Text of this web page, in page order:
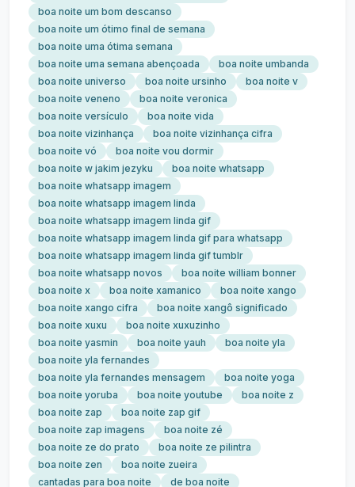
boa noite um bom descanso
boa noite um ótimo final de semana
boa noite uma ótima semana
boa noite uma semana abençoada
boa noite umbanda
boa noite universo
boa noite ursinho
boa noite v
boa noite veneno
boa noite veronica
boa noite versículo
boa noite vida
boa noite vizinhança
boa noite vizinhança cifra
boa noite vó
boa noite vou dormir
boa noite w jakim jezyku
boa noite whatsapp
boa noite whatsapp imagem
boa noite whatsapp imagem linda
boa noite whatsapp imagem linda gif
boa noite whatsapp imagem linda gif para whatsapp
boa noite whatsapp imagem linda gif tumblr
boa noite whatsapp novos
boa noite william bonner
boa noite x
boa noite xamanico
boa noite xango
boa noite xango cifra
boa noite xangô significado
boa noite xuxu
boa noite xuxuzinho
boa noite yasmin
boa noite yauh
boa noite yla
boa noite yla fernandes
boa noite yla fernandes mensagem
boa noite yoga
boa noite yoruba
boa noite youtube
boa noite z
boa noite zap
boa noite zap gif
boa noite zap imagens
boa noite zé
boa noite ze do prato
boa noite ze pilintra
boa noite zen
boa noite zueira
cantadas para boa noite
de boa noite